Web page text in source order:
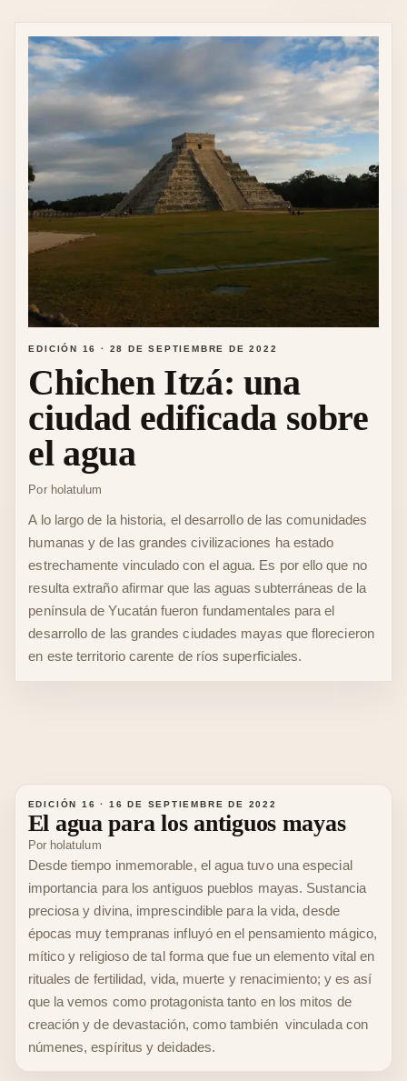
EDICIÓN 16 · 28 DE SEPTIEMBRE DE 2022
Chichen Itzá: una
ciudad edificada sobre
el agua
Por holatulum
A lo largo de la historia, el desarrollo de las comunidades
humanas y de las grandes civilizaciones ha estado
estrechamente vinculado con el agua. Es por ello que no
resulta extraño afirmar que las aguas subterráneas de la
península de Yucatán fueron fundamentales para el
desarrollo de las grandes ciudades mayas que florecieron
en este territorio carente de ríos superficiales.
EDICIÓN 16 · 16 DE SEPTIEMBRE DE 2022
El agua para los antiguos mayas
Por holatulum
Desde tiempo inmemorable, el agua tuvo una especial
importancia para los antiguos pueblos mayas. Sustancia
preciosa y divina, imprescindible para la vida, desde
épocas muy tempranas influyó en el pensamiento mágico,
mítico y religioso de tal forma que fue un elemento vital en
rituales de fertilidad, vida, muerte y renacimiento; y es así
que la vemos como protagonista tanto en los mitos de
creación y de devastación, como también vinculada con
númenes, espíritus y deidades.